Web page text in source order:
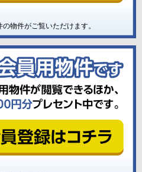
の物件がご覧いただけます。